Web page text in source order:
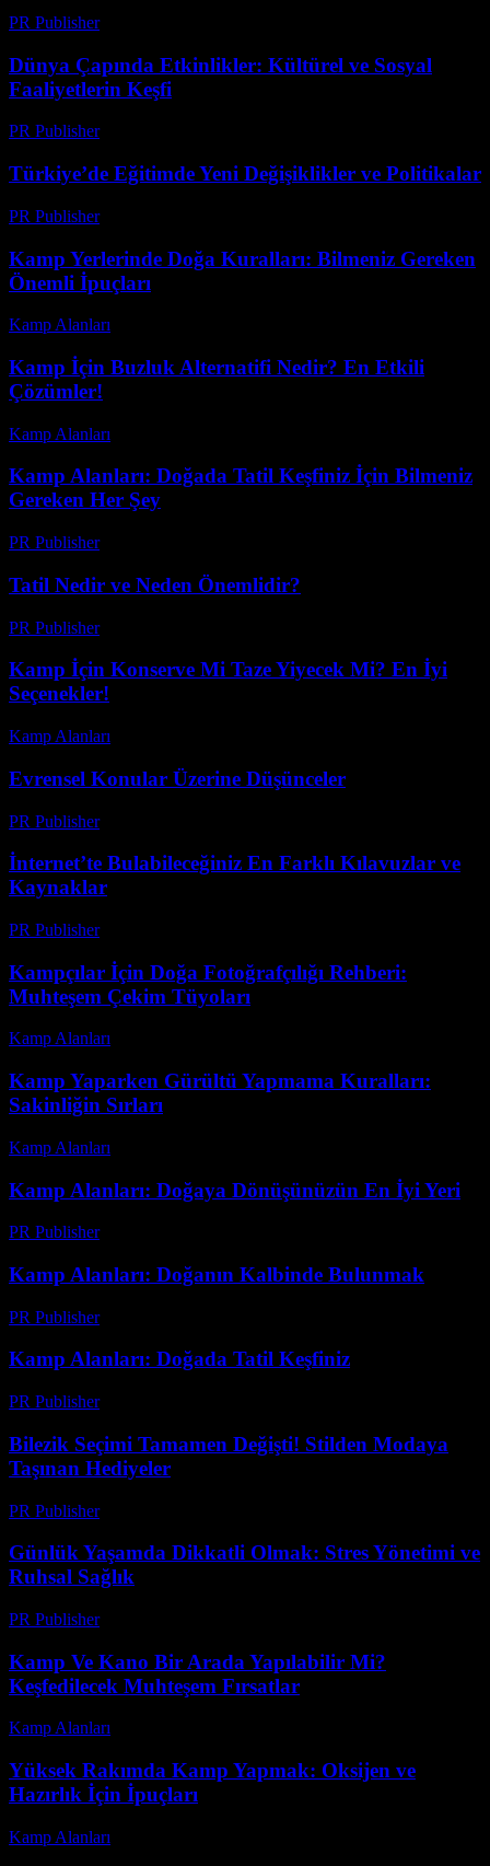
PR Publisher-
Dünya Çapında Etkinlikler: Kültürel ve Sosyal
Faaliyetlerin Keşfi
PR Publisher-
Türkiye’de Eğitimde Yeni Değişiklikler ve Politikalar
PR Publisher-
Kamp Yerlerinde Doğa Kuralları: Bilmeniz Gereken
Önemli İpuçları
Kamp Alanları
Kamp İçin Buzluk Alternatifi Nedir? En Etkili
Çözümler!
Kamp Alanları
Kamp Alanları: Doğada Tatil Keşfiniz İçin Bilmeniz
Gereken Her Şey
PR Publisher-
Tatil Nedir ve Neden Önemlidir?
PR Publisher-
Kamp İçin Konserve Mi Taze Yiyecek Mi? En İyi
Seçenekler!
Kamp Alanları
Evrensel Konular Üzerine Düşünceler
PR Publisher-
İnternet’te Bulabileceğiniz En Farklı Kılavuzlar ve
Kaynaklar
PR Publisher-
Kampçılar İçin Doğa Fotoğrafçılığı Rehberi:
Muhteşem Çekim Tüyoları
Kamp Alanları
Kamp Yaparken Gürültü Yapmama Kuralları:
Sakinliğin Sırları
Kamp Alanları
Kamp Alanları: Doğaya Dönüşünüzün En İyi Yeri
PR Publisher-
Kamp Alanları: Doğanın Kalbinde Bulunmak
PR Publisher-
Kamp Alanları: Doğada Tatil Keşfiniz
PR Publisher-
Bilezik Seçimi Tamamen Değişti! Stilden Modaya
Taşınan Hediyeler
PR Publisher-
Günlük Yaşamda Dikkatli Olmak: Stres Yönetimi ve
Ruhsal Sağlık
PR Publisher-
Kamp Ve Kano Bir Arada Yapılabilir Mi?
Keşfedilecek Muhteşem Fırsatlar
Kamp Alanları
Yüksek Rakımda Kamp Yapmak: Oksijen ve
Hazırlık İçin İpuçları
Kamp Alanları